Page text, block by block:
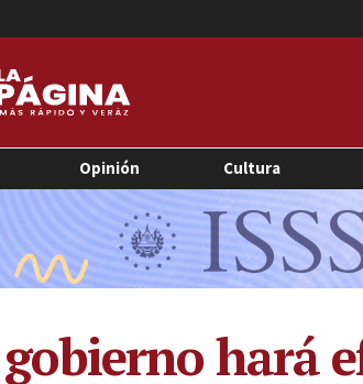
Opinión Cultura
hará